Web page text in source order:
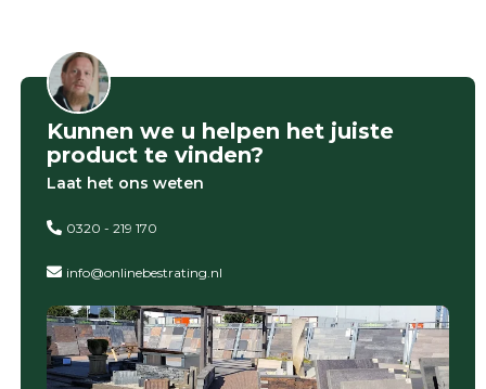
Kunnen we u helpen het juiste
product te vinden?
Laat het ons weten
0320 - 219 170
info@onlinebestrating.nl